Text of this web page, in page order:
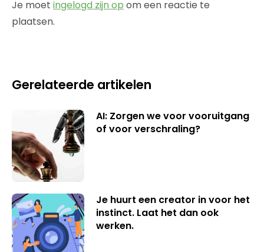
Je moet ingelogd zijn op om een reactie te
plaatsen.
Gerelateerde artikelen
AI: Zorgen we voor vooruitgang
of voor verschraling?
Je huurt een creator in voor het
instinct. Laat het dan ook
werken.